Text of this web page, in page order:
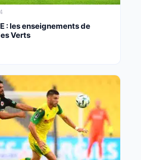
: les enseignements de
Verts